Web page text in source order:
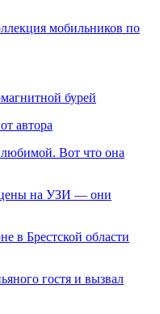
мобильников по
бурей
автора
любимой. Вот что она
цены на УЗИ — они
в Брестской области
гостя и вызвал